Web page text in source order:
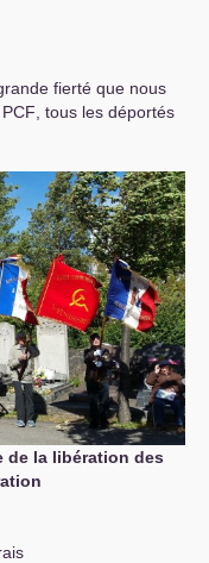
fierté que nous
PCF , tous les déportés
de la libération des